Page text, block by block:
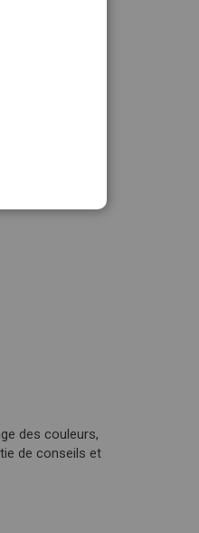
des couleurs,
de conseils et